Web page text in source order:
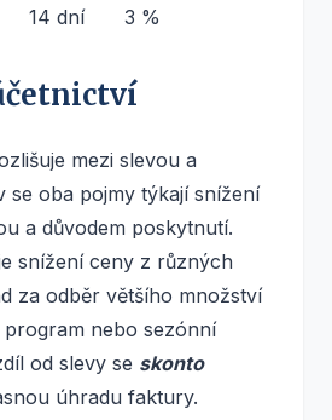
14 dní 3 %
mezi slevou a
se oba pojmy týkají snížení
a důvodem poskytnutí.
snížení ceny z různých
za odběr většího množství
nebo sezónní
od slevy se skonto
úhradu faktury.